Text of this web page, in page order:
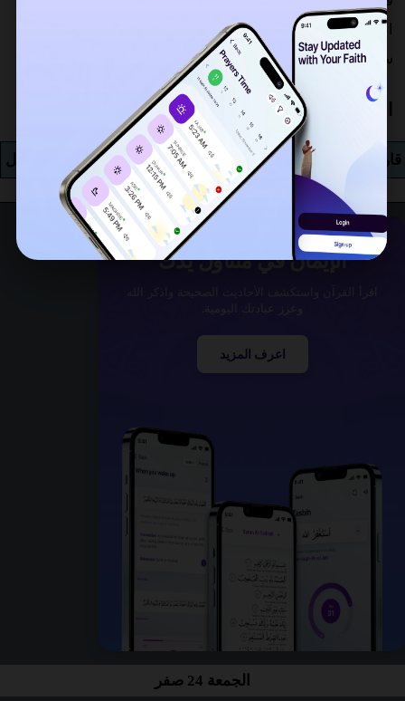
انقر على الشيخ من اختيارك للاستماع أو تحميل تلاوته من
سورة العاديات MP3. في المجموع, 0 قائمة القراء مجرد تحت.
الاستماع إلى سورة العاديات MP3
قاري مدة قراءة استمع تحميل
الإيمان في متناول يدك
اعرف المزيد
الجمعة 24 صفر